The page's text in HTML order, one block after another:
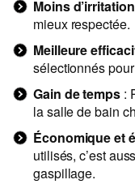
Moins
mieux respectée.
Meilleure
sélectionnés
Gain de temps:
la salle de bain
Économique et
utilisés, c’est
gaspillage.